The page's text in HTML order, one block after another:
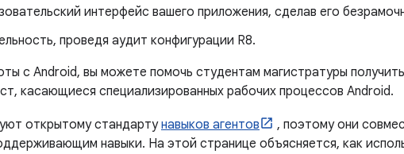
интерфейс вашего приложения, сделав его
проведя аудит конфигурации R8.
с Android, вы можете помочь студентам магистратуры
касающиеся специализированных рабочих процессов Android.
открытому стандартунавыков агентов
, поэтому они
навыки. На этой странице объясняется, как